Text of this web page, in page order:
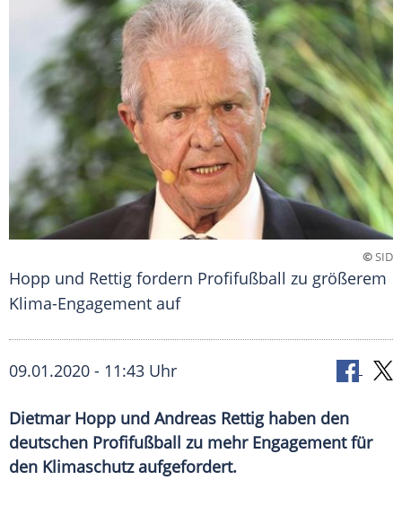
©SID
Hopp und Rettig fordern Profifußball zu größerem
Klima-Engagement auf
09.01.2020 - 11:43 Uhr
Dietmar Hopp und Andreas Rettig haben den
deutschen Profifußball zu mehr Engagement für
den Klimaschutz aufgefordert.